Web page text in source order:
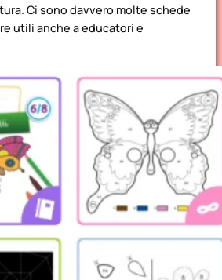
Ci sono davvero molte schede
utili anche a educatori e